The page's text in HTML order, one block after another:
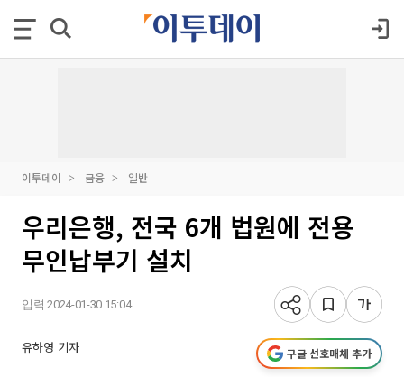
이투데이 금융 일반
우리은행, 전국 6개 법원에 전용
무인납부기 설치
입력 2024-01-30 15:04
유하영 기자 구글 선호매체 추가